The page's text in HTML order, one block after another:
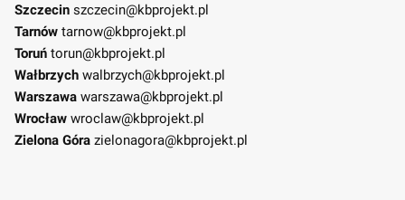
Szczecin szczecin@kbprojekt.pl
Tarnów tarnow@kbprojekt.pl
Toruń torun@kbprojekt.pl
Wałbrzych walbrzych@kbprojekt.pl
Warszawa warszawa@kbprojekt.pl
Wrocław wroclaw@kbprojekt.pl
Zielona Góra zielonagora@kbprojekt.pl